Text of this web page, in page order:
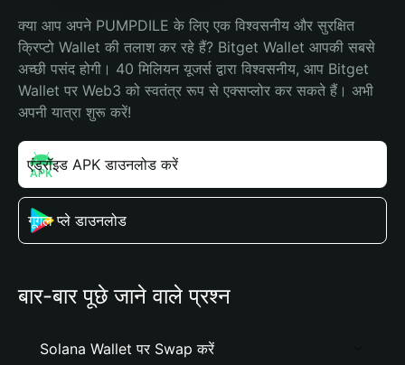
क्या आप अपने PUMPDILE के लिए एक विश्वसनीय और सुरक्षित
क्रिप्टो Wallet की तलाश कर रहे हैं? Bitget Wallet आपकी सबसे
अच्छी पसंद होगी। 40 मिलियन यूजर्स द्वारा विश्वसनीय, आप Bitget
Wallet पर Web3 को स्वतंत्र रूप से एक्सप्लोर कर सकते हैं। अभी
अपनी यात्रा शुरू करें!
एंड्रॉइड APK डाउनलोड करें
गूगल प्ले डाउनलोड
बार-बार पूछे जाने वाले प्रश्न
Solana Wallet पर Swap करें